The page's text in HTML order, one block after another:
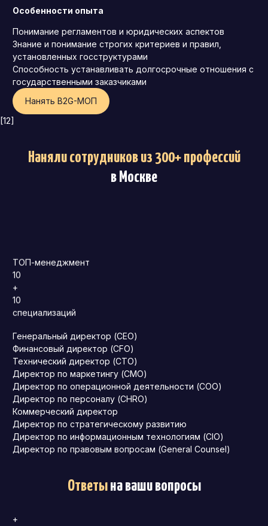
Особенности опыта
Понимание регламентов и юридических аспектов
Знание и понимание строгих критериев и правил,
установленных госструктурами
Способность устанавливать долгосрочные отношения с
государственными заказчиками
Нанять B2G-MOП
[12]
Наняли сотрудников из 300+ профессий
в Москве
ТОП-менеджмент
10
+
10
специализаций
Генеральный директор (CEO)
Финансовый директор (CFO)
Технический директор (CTO)
Директор по маркетингу (CMO)
Директор по операционной деятельности (COO)
Директор по персоналу (CHRO)
Коммерческий директор
Директор по стратегическому развитию
Директор по информационным технологиям (CIO)
Директор по правовым вопросам (General Counsel)
Ответына ваши вопросы
+